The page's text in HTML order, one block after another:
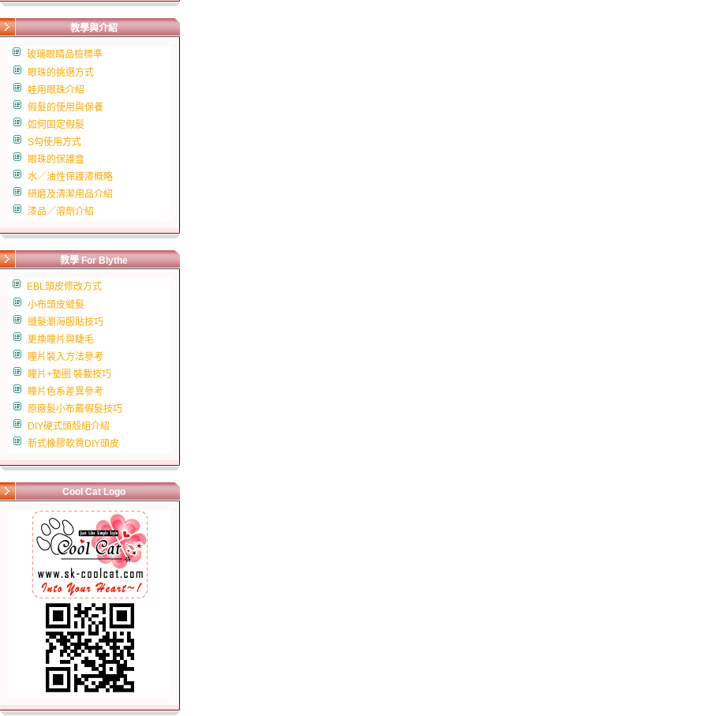
教學與介紹
玻璃眼睛品檢標準
眼珠的挑選方式
娃用眼珠介紹
假髮的使用與保養
如何固定假髮
S勾使用方式
眼珠的保護盒
水／油性保護漆概略
研磨及清潔用品介紹
漆品／溶劑介紹
教學 For Blythe
EBL頭皮修改方式
小布頭皮縫髮
縫髮瀏海服貼技巧
更換瞳片與睫毛
瞳片裝入方法參考
瞳片+墊圈 裝載技巧
瞳片色系差異參考
原廠髮小布戴假髮技巧
DIY硬式頭殼組介紹
新式橡膠軟質DIY頭皮
Cool Cat Logo